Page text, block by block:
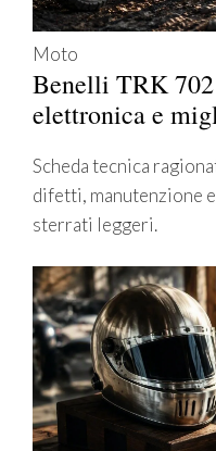
Moto
Benelli TRK
elettronica e
Scheda tecnica
difetti, manutenzione
sterrati leggeri.